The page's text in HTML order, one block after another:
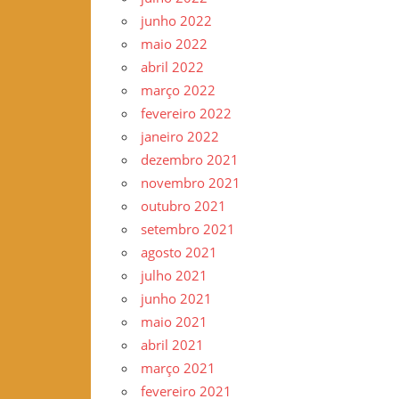
junho 2022
maio 2022
abril 2022
março 2022
fevereiro 2022
janeiro 2022
dezembro 2021
novembro 2021
outubro 2021
setembro 2021
agosto 2021
julho 2021
junho 2021
maio 2021
abril 2021
março 2021
fevereiro 2021